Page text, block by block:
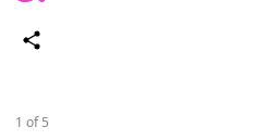
1 of 5